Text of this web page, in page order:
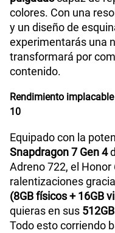
colores. Con una
y un diseño de
experimentarás una
transformará por
contenido.
Rendimiento
10
Equipado con la
Snapdragon 7 Gen 4
Adreno 722, el
ralentizaciones
(8GB físicos + 16GB
quieras en sus
Todo esto corriendo